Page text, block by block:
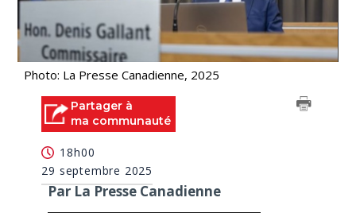
Photo: La Presse Canadienne, 2025
Partager à
ma communauté
18h00
29 septembre 2025
Par La Presse Canadienne